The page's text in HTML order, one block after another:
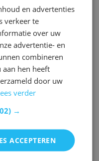
en advertenties
verkeer te
over uw
advertentie- en
combineren
hen heeft
door uw
verder
→
ACCEPTEREN